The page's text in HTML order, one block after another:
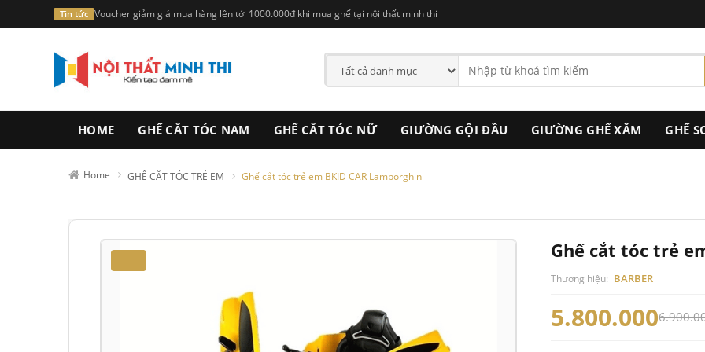
Tin tức Voucher giảm giá mua hàng lên tới 1000.000đ khi mua ghế tại nội thất minh thi
HOME GHẾ CẮT TÓC NAM GHẾ CẮT TÓC NỮ GIƯỜNG GỘI ĐẦU GIƯỜNG GHẾ XĂM GHẾ
Home GHẾ CẮT TÓC TRẺ EM Ghế cắt tóc trẻ em BKID CAR Lamborghini
Ghế cắt tóc trẻ
Thương hiệu: BARBER
5.800.000